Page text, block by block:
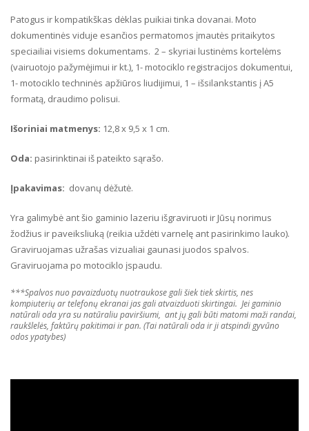
Patogus ir kompatikškas dėklas puikiai tinka dovanai. Moto
dokumentinės viduje esančios permatomos įmautės pritaikytos
speciailiai visiems dokumentams. 2 – skyriai lustinėms kortelėms
(vairuotojo pažymėjimui ir kt.), 1- motociklo registracijos dokumentui,
1- motociklo techninės apžiūros liudijimui, 1 – išsilankstantis į A5
formatą, draudimo polisui.
Išoriniai matmenys: 12,8 x 9,5 x 1 cm.
Oda: pasirinktinai iš pateikto sąrašo.
Įpakavimas: dovanų dėžutė.
Yra galimybė ant šio gaminio lazeriu išgraviruoti ir Jūsų norimus
žodžius ir paveiksliuką (reikia uždėti varnelę ant pasirinkimo lauko).
Graviruojamas užrašas vizualiai gaunasi juodos spalvos.
Graviruojama po motociklo įspaudu.
***Spalvos nuo pavaizduotų nuotraukose gali šiek tiek skirtis, nes
kompiuterių ar telefonų ekranai jas gali atvaizduoti skirtingai. Jei gaminio
natūrali oda yra su natūraliu paviršiumi, ant jų gali būti matomi maži randai,
raukšlelės, faktūrų pakitimai ir pan. (Tai natūrali oda ir ji atspindi gyvūno
odos ypatybes)